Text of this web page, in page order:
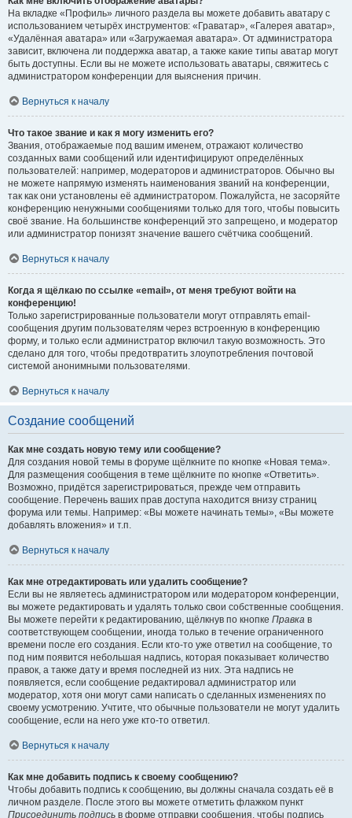
На вкладке «Профиль» личного раздела вы можете добавить аватару с
использованием четырёх инструментов: «Граватар», «Галерея аватар»,
«Удалённая аватара» или «Загружаемая аватара». От администратора
зависит, включена ли поддержка аватар, а также какие типы аватар могут
быть доступны. Если вы не можете использовать аватары, свяжитесь с
администратором конференции для выяснения причин.
Вернуться к началу
Что такое звание и как я могу изменить его?
Звания, отображаемые под вашим именем, отражают количество
созданных вами сообщений или идентифицируют определённых
пользователей: например, модераторов и администраторов. Обычно вы
не можете напрямую изменять наименования званий на конференции,
так как они установлены её администратором. Пожалуйста, не засоряйте
конференцию ненужными сообщениями только для того, чтобы повысить
своё звание. На большинстве конференций это запрещено, и модератор
или администратор понизят значение вашего счётчика сообщений.
Вернуться к началу
Когда я щёлкаю по ссылке «email», от меня требуют войти на
конференцию!
Только зарегистрированные пользователи могут отправлять email-
сообщения другим пользователям через встроенную в конференцию
форму, и только если администратор включил такую возможность. Это
сделано для того, чтобы предотвратить злоупотребления почтовой
системой анонимными пользователями.
Вернуться к началу
Создание сообщений
Как мне создать новую тему или сообщение?
Для создания новой темы в форуме щёлкните по кнопке «Новая тема».
Для размещения сообщения в теме щёлкните по кнопке «Ответить».
Возможно, придётся зарегистрироваться, прежде чем отправить
сообщение. Перечень ваших прав доступа находится внизу страниц
форума или темы. Например: «Вы можете начинать темы», «Вы можете
добавлять вложения» и т.п.
Вернуться к началу
Как мне отредактировать или удалить сообщение?
Если вы не являетесь администратором или модератором конференции,
вы можете редактировать и удалять только свои собственные сообщения.
Вы можете перейти к редактированию, щёлкнув по кнопке Правка в
соответствующем сообщении, иногда только в течение ограниченного
времени после его создания. Если кто-то уже ответил на сообщение, то
под ним появится небольшая надпись, которая показывает количество
правок, а также дату и время последней из них. Эта надпись не
появляется, если сообщение редактировал администратор или
модератор, хотя они могут сами написать о сделанных изменениях по
своему усмотрению. Учтите, что обычные пользователи не могут удалить
сообщение, если на него уже кто-то ответил.
Вернуться к началу
Как мне добавить подпись к своему сообщению?
Чтобы добавить подпись к сообщению, вы должны сначала создать её в
личном разделе. После этого вы можете отметить флажком пункт
Присоединить подпись в форме отправки сообщения, чтобы подпись